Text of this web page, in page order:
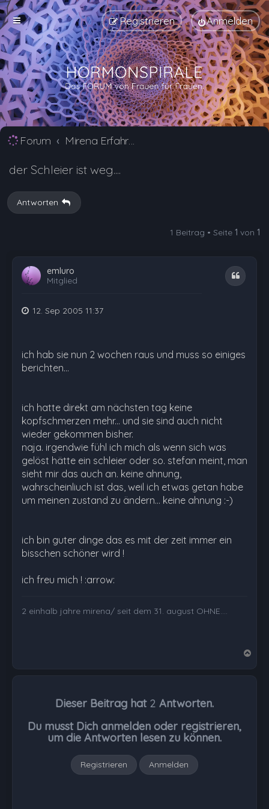
Anmelden
Registrieren
Forum Mirena Erfahrungsberichte und Nebenwirkungen
der Schleier ist weg....
Antworten
1 Beitrag • Seite 1 von 1
emluro
Mitglied
Zitat
12. Sep 2005 11:37
ich hab sie nun 2 wochen raus und muss so einiges
berichten...
ich hatte direkt am nächsten tag keine
kopfschmerzen mehr... und sie sind auch nicht
wieder gekommen bisher.
naja. irgendwie fühl ich mich als wenn sich was
gelöst hätte ein schleier oder so. stefan meint, man
sieht mir das auch an. keine ahnung,
wahrscheinliuch ist das, weil ich etwas getan habe
um meinen zustand zu ändern... keine ahnung :-)
ich bin guter dinge das es mit der zeit immer ein
bisschen schöner wird !
ich freu mich ! :arrow:
2 einhalb jahre mirena/ seit dem 31. august OHNE....
Dieser Beitrag hat 2 Antworten.
Du musst Dich anmelden oder registrieren,
um die Antworten lesen zu können.
Registrieren Anmelden